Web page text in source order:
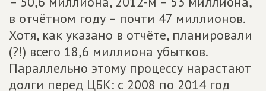
в отчётном году – почти 47 миллионов.
Хотя, как указано в отчёте, планировали
(?!) всего 18,6 миллиона убытков.
Параллельно этому процессу нарастают
долги перед ЦБК: с 2008 по 2014 год